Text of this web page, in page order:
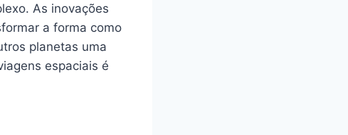
As inovações
a forma como
planetas uma
espaciais é